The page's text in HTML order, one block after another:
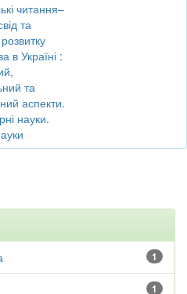
читання–
та
в Україні :
та
аспекти.
науки.
1
1